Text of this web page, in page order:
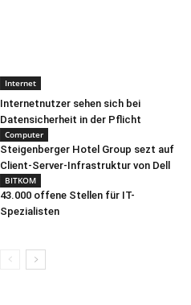
Internet
Internetnutzer sehen sich bei
Datensicherheit in der Pflicht
Computer
Steigenberger Hotel Group sezt auf
Client-Server-Infrastruktur von Dell
BITKOM
43.000 offene Stellen für IT-
Spezialisten